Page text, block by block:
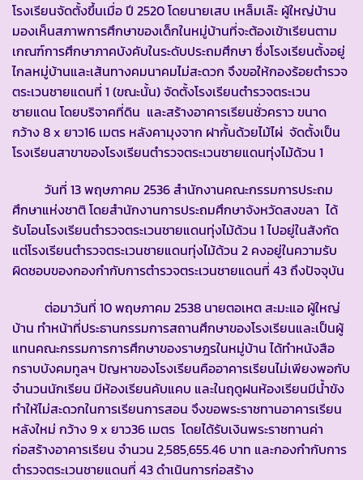
โรงเรียนจัดตั้งขึ้นเมื่อ ปี 2520 โดยนายเสบ เหล็มเล๊ะ ผู้ใหญ่บ้าน
มองเห็นสภาพการศึกษาของเด็กในหมู่บ้านที่จะต้องเข้าเรียนตาม
เกณฑ์การศึกษาภาคบังคับในระดับประถมศึกษา ซึ่งโรงเรียนตั้งอยู่
ไกลหมู่บ้านและเส้นทางคมนาคมไม่สะดวก จึงขอให้กองร้อยตำรวจ
ตระเวนชายแดนที่ 1 (ขณะนั้น) จัดตั้งโรงเรียนตำรวจตระเวน
ชายแดน โดยบริจาคที่ดิน และสร้างอาคารเรียนชั่วคราว ขนาด
กว้าง 8 x ยาว16 เมตร หลังคามุงจาก ฝากั้นด้วยไม้ไผ่ จัดตั้งเป็น
โรงเรียนสาขาของโรงเรียนตำรวจตระเวนชายแดนทุ่งไม้ด้วน 1
วันที่ 13 พฤษภาคม 2536 สำนักงานคณะกรรมการประถม
ศึกษาแห่งชาติ โดยสำนักงานการประถมศึกษาจังหวัดสงขลา ได้
รับโอนโรงเรียนตำรวจตระเวนชายแดนทุ่งไม้ด้วน 1 ไปอยู่ในสังกัด
แต่โรงเรียนตำรวจตระเวนชายแดนทุ่งไม้ด้วน 2 คงอยู่ในความรับ
ผิดชอบของกองกำกับการตำรวจตระเวนชายแดนที่ 43 ถึงปัจจุบัน
ต่อมาวันที่ 10 พฤษภาคม 2538 นายตอเหต สะมะแอ ผู้ใหญ่
บ้าน ทำหน้าที่ประธานกรรมการสถานศึกษาของโรงเรียนและเป็นผู้
แทนคณะกรรมการการศึกษาของราษฎรในหมู่บ้าน ได้ทำหนังสือ
กราบบังคมทูลฯ ปัญหาของโรงเรียนคืออาคารเรียนไม่เพียงพอกับ
จำนวนนักเรียน มีห้องเรียนคับแคบ และในฤดูฝนห้องเรียนมีน้ำขัง
ทำให้ไม่สะดวกในการเรียนการสอน จึงขอพระราชทานอาคารเรียน
หลังใหม่ กว้าง 9 x ยาว36 เมตร โดยได้รับเงินพระราชทานค่า
ก่อสร้างอาคารเรียน จำนวน 2,585,655.46 บาท และกองกำกับการ
ตำรวจตระเวนชายแดนที่ 43 ดำเนินการก่อสร้าง